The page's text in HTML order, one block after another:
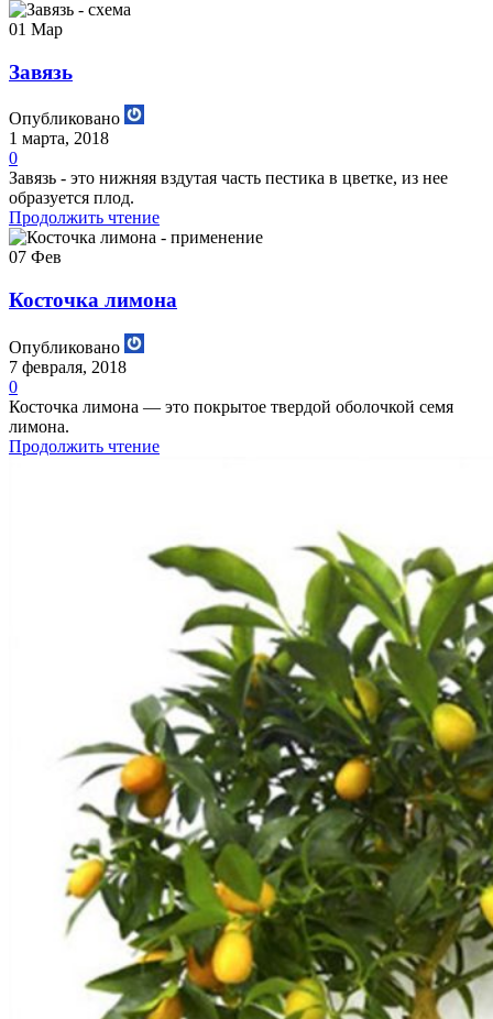
01 Мар
Завязь
Опубликовано
1 марта, 2018
0
Завязь - это нижняя вздутая часть пестика в цветке, из нее
образуется плод.
Продолжить чтение
07 Фев
Косточка лимона
Опубликовано
7 февраля, 2018
0
Косточка лимона — это покрытое твердой оболочкой семя
лимона.
Продолжить чтение